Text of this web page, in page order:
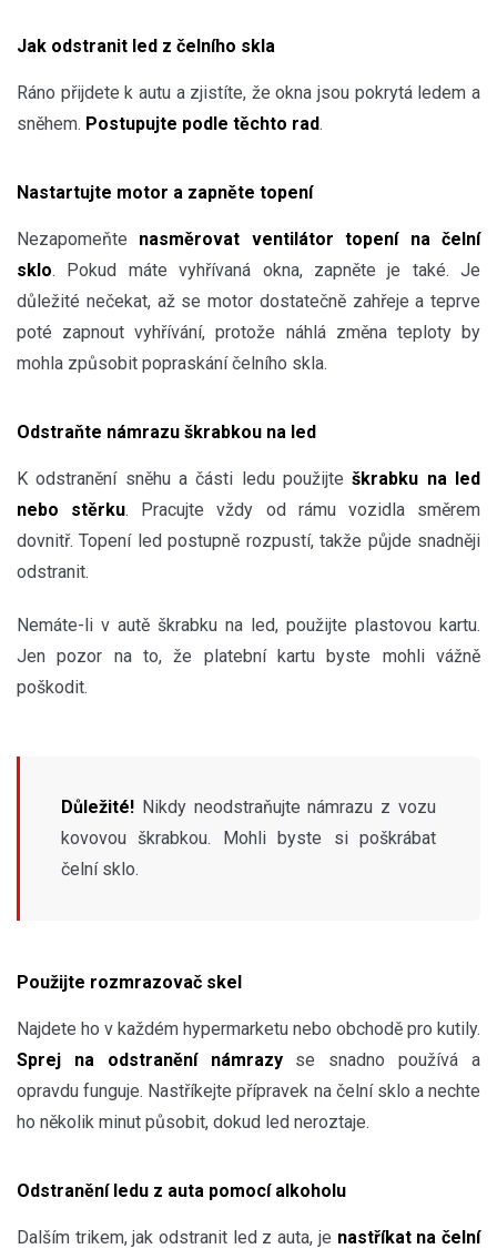
Jak odstranit led z čelního skla
Ráno přijdete k autu a zjistíte, že okna jsou pokrytá ledem a
sněhem. Postupujte podle těchto rad.
Nastartujte motor a zapněte topení
Nezapomeňte nasměrovat ventilátor topení na čelní
sklo. Pokud máte vyhřívaná okna, zapněte je také. Je
důležité nečekat, až se motor dostatečně zahřeje a teprve
poté zapnout vyhřívání, protože náhlá změna teploty by
mohla způsobit popraskání čelního skla.
Odstraňte námrazu škrabkou na led
K odstranění sněhu a části ledu použijteškrabku na led
nebo stěrku. Pracujte vždy od rámu vozidla směrem
dovnitř. Topení led postupně rozpustí, takže půjde snadněji
odstranit.
Nemáte-li v autě škrabku na led, použijte plastovou kartu.
Jen pozor na to, že platební kartu byste mohli vážně
poškodit.
Důležité! Nikdy neodstraňujte námrazu z vozu
kovovou škrabkou. Mohli byste si poškrábat
čelní sklo.
Použijte rozmrazovač skel
Najdete ho v každém hypermarketu nebo obchodě pro kutily.
Sprej na odstranění námrazyse snadno používá a
opravdu funguje. Nastříkejte přípravek na čelní sklo a nechte
ho několik minut působit, dokud led neroztaje.
Odstranění ledu z auta pomocí alkoholu
Dalším trikem, jak odstranit led z auta, je nastříkat na čelní